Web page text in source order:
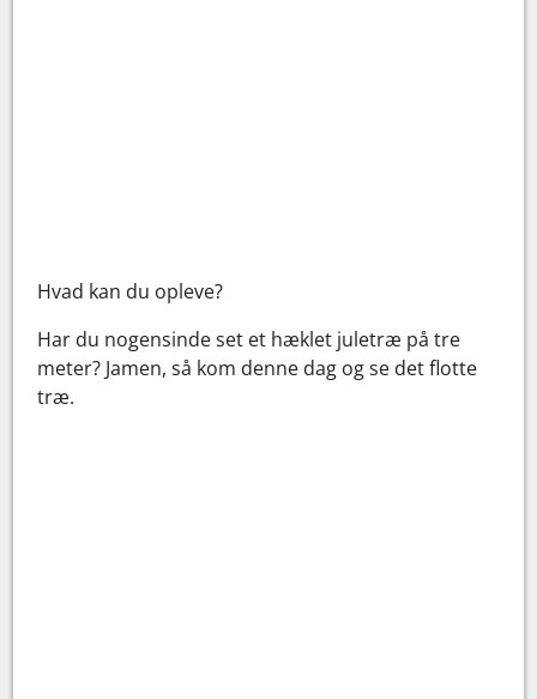
Hvad kan du opleve?
Har du nogensinde set et hæklet juletræ på tre
meter? Jamen, så kom denne dag og se det flotte
træ.